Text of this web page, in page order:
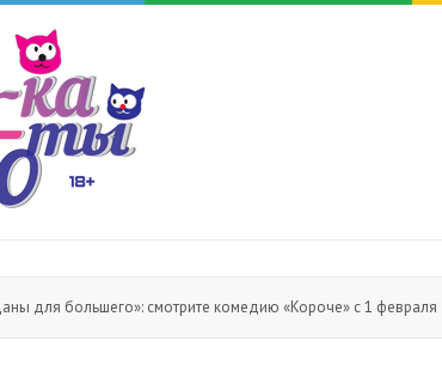
для большего»: смотрите комедию «Короче» с 1 февраля